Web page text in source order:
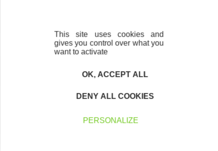
This site uses cookies and
gives you control over what you
want to activate
OK, ACCEPT ALL
DENY ALL COOKIES
PERSONALIZE